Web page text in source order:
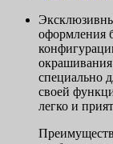
оформления
специально
своей
легко и